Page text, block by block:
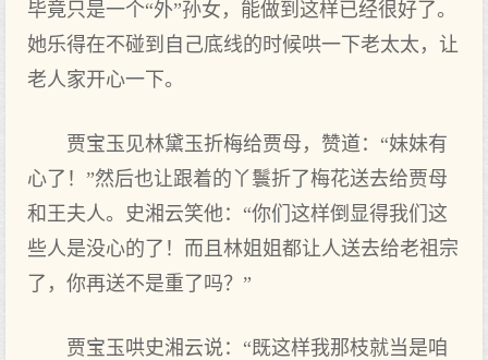
毕竟只是一个“外”孙女，能做到这样已经很好了。
她乐得在不碰到自己底线的时候哄一下老太太，让
老人家开心一下。
贾宝玉见林黛玉折梅给贾母，赞道：“妹妹有
心了！”然后也让跟着的丫鬟折了梅花送去给贾母
和王夫人。史湘云笑他：“你们这样倒显得我们这
些人是没心的了！而且林姐姐都让人送去给老祖宗
了，你再送不是重了吗？”
贾宝玉哄史湘云说：“既这样我那枝就当是咱